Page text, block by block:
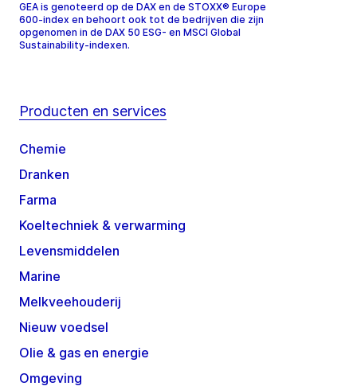
GEA is genoteerd op de DAX en de STOXX® Europe
600-index en behoort ook tot de bedrijven die zijn
opgenomen in de DAX 50 ESG- en MSCI Global
Sustainability-indexen.
Producten en services
Chemie
Dranken
Farma
Koeltechniek & verwarming
Levensmiddelen
Marine
Melkveehouderij
Nieuw voedsel
Olie & gas en energie
Omgeving